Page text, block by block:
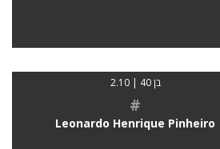
בן 40 | 2.10
#
Leonardo Henrique Pinheiro